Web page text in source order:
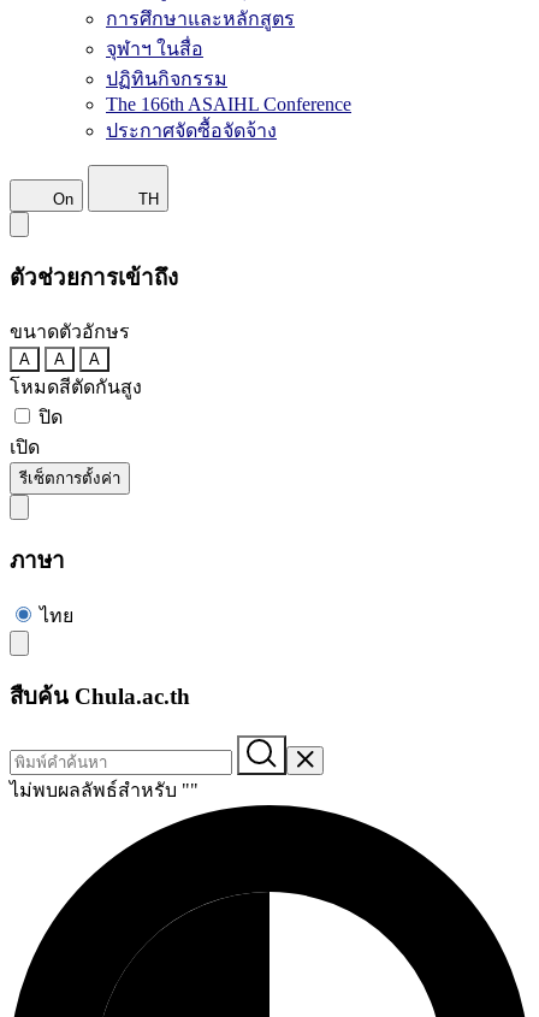
การศึกษาและหลักสูตร
จุฬาฯ ในสื่อ
ปฏิทินกิจกรรม
The 166th ASAIHL Conference
ประกาศจัดซื้อจัดจ้าง
On TH
ตัวช่วยการเข้าถึง
ขนาดตัวอักษร
A A A
โหมดสีตัดกันสูง
ปิด
เปิด
รีเซ็ตการตั้งค่า
ภาษา
ไทย
สืบค้น Chula.ac.th
ไม่พบผลลัพธ์สำหรับ ""